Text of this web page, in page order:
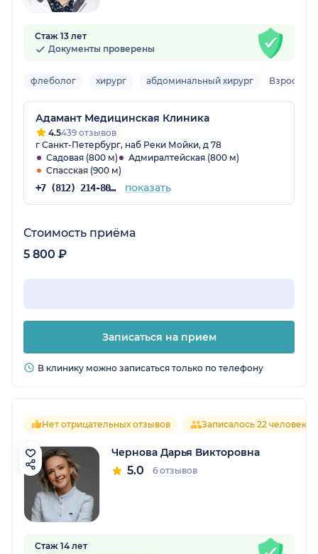
Стаж 13 лет
Документы проверены
флеболог хирург абдоминальный хирург Взрослый
Адамант Медицинская Клиника
4.5439 отзывов
г Санкт-Петербург, наб Реки Мойки, д 78
Садовая (800 м)
Адмиралтейская (800 м)
Спасская (900 м)
+7 (812) 214-80-21 показать
Стоимость приёма
5 800 ₽
Записаться на прием
В клинику можно записаться только по телефону
Нет отрицательных отзывов Записалось 22 человека
Чернова Дарья Викторовна
5.0 6 отзывов
Стаж 14 лет